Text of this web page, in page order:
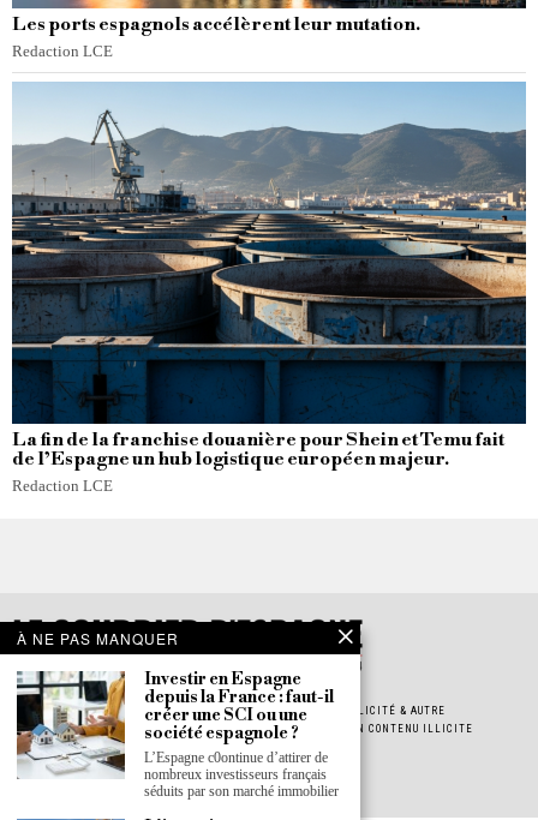
Les ports espagnols accélèrent leur mutation.
Redaction LCE
La fin de la franchise douanière pour Shein et Temu fait
de l’Espagne un hub logistique européen majeur.
Redaction LCE
POLITIQUE DE CONFIDENTIALITÉ POLITIQUE DE COOKIES
PUBLICITÉ & AUTRE
JOB & STAGE
INSCRIPTION À LA NEWSLETTER
SIGNALER UN CONTENU ILLICITE
À PROPOS
PRESS ROOM
À NE PAS MANQUER
Investir en Espagne
depuis la France : faut-il
créer une SCI ou une
société espagnole ?
L’Espagne c0ontinue d’attirer de
nombreux investisseurs français
séduits par son marché immobilier